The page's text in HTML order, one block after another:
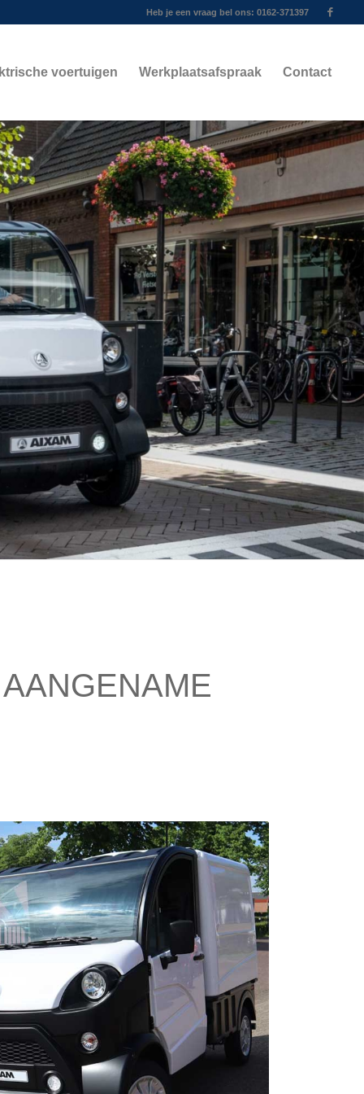
Heb je een vraag bel ons: 0162-371397
voertuigen Werkplaatsafspraak Contact